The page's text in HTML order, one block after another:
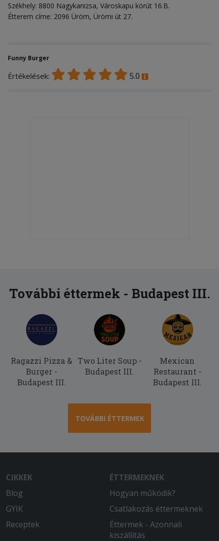
Székhely: 8800 Nagykanizsa, Városkapu körút 16.B.
Étterem címe: 2096 Üröm, Ürömi út 27.
Funny Burger
Értékelések: 5.0
További éttermek - Budapest III.
Ragazzi Pizza &
Burger -
Budapest III.
Two Liter Soup -
Budapest III.
Mexican
Restaurant -
Budapest III.
TOVÁBBI ÉTTERMEK
CIKKEK
Blog
GYIK
Receptek
ÉTTERMEKNEK
Hogyan működik?
Csatlakozás éttermeknek
Éttermek - Azonnali
kiszállítás